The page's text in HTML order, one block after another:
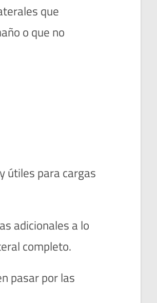
que
o que no
útiles para cargas
adicionales a lo
completo.
pasar por las